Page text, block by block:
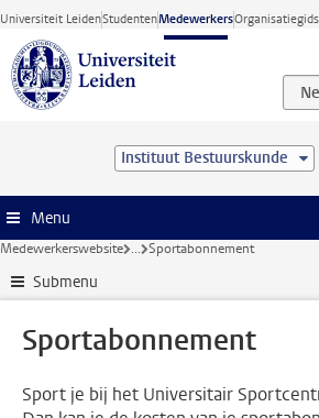
Ga direct naar de inhoud
Universiteit LeidenStudentenMedewerkersOrganisatiegids
Instituut Bestuurskunde
Menu
Medewerkerswebsite ... Sportabonnement
Submenu
Sportabonnement
Sport je bij het Universitair